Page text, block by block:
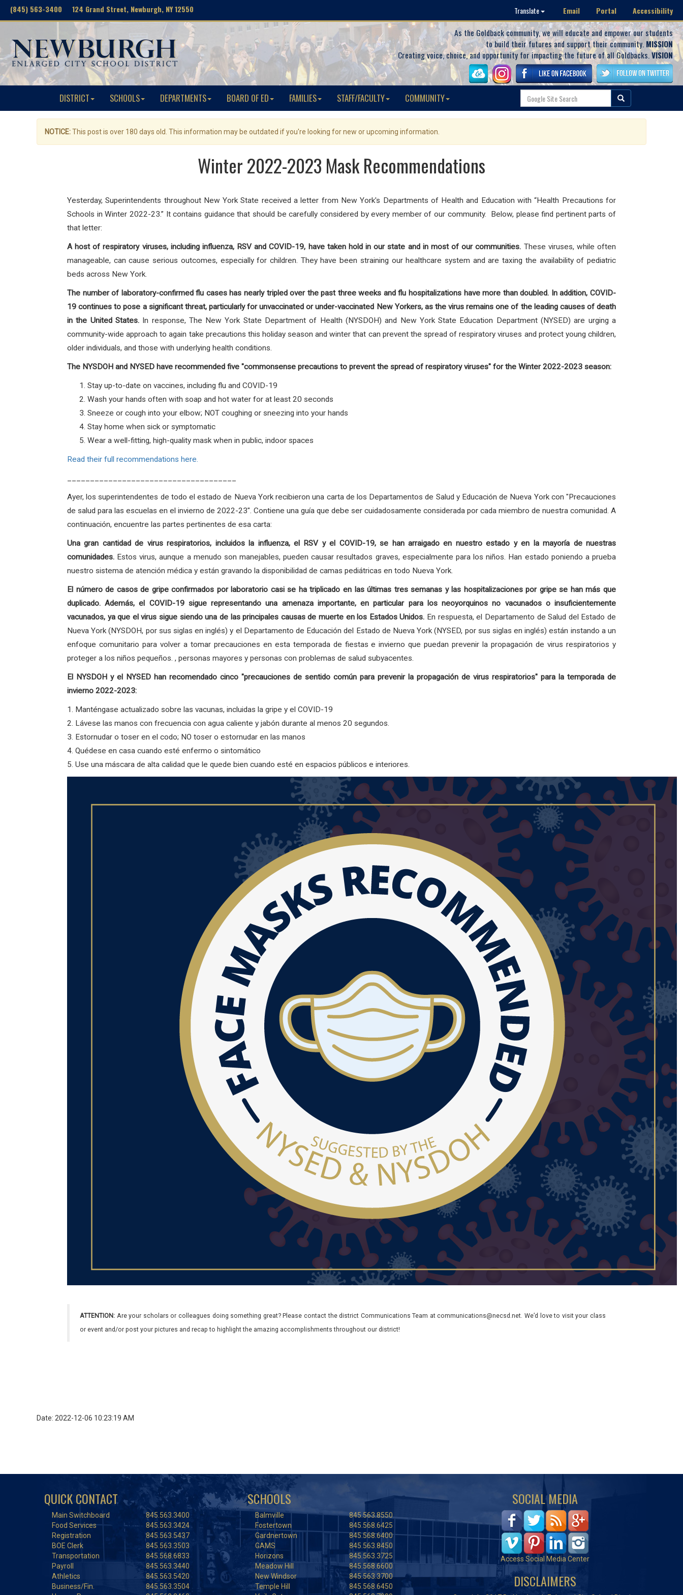
(845) 563-3400 124 Grand Street, Newburgh, NY 12550 Translate Email Portal Accessibility
As the Goldback community, we will educate and empower our students
to build their futures and support their community. MISSION
Creating voice, choice, and opportunity for impacting the future of all Goldbacks.VISION
DISTRICT SCHOOLS DEPARTMENTS BOARD OF ED FAMILIES STAFF/FACULTY COMMUNITY
NOTICE:This post is over 180 days old. This information may be outdated if you're looking for new or upcoming information.
Winter 2022-2023 Mask Recommendations
Yesterday, Superintendents throughout New York State received a letter from New York's Departments of Health and Education with “Health Precautions for
Schools in Winter 2022-23.” It contains guidance that should be carefully considered by every member of our community. Below, please find pertinent parts of
that letter:
A host of respiratory viruses, including influenza, RSV and COVID-19, have taken hold in our state and in most of our communities. These viruses, while often
manageable, can cause serious outcomes, especially for children. They have been straining our healthcare system and are taxing the availability of pediatric
beds across New York.
The number of laboratory-confirmed flu cases has nearly tripled over the past three weeks and flu hospitalizations have more than doubled. In addition, COVID-
19 continues to pose a significant threat, particularly for unvaccinated or under-vaccinated New Yorkers, as the virus remains one of the leading causes of death
in the United States.In response, The New York State Department of Health (NYSDOH) and New York State Education Department (NYSED) are urging a
community-wide approach to again take precautions this holiday season and winter that can prevent the spread of respiratory viruses and protect young children,
older individuals, and those with underlying health conditions.
The NYSDOH and NYSED have recommended five "commonsense precautions to prevent the spread of respiratory viruses" for the Winter 2022-2023 season:
Stay up-to-date on vaccines, including flu and COVID-19
Wash your hands often with soap and hot water for at least 20 seconds
Sneeze or cough into your elbow; NOT coughing or sneezing into your hands
Stay home when sick or symptomatic
Wear a well-fitting, high-quality mask when in public, indoor spaces
Read their full recommendations here.
Ayer, los superintendentes de todo el estado de Nueva York recibieron una carta de los Departamentos de Salud y Educación de Nueva York con "Precauciones
de salud para las escuelas en el invierno de 2022-23". Contiene una guía que debe ser cuidadosamente considerada por cada miembro de nuestra comunidad. A
continuación, encuentre las partes pertinentes de esa carta:
Una gran cantidad de virus respiratorios, incluidos la influenza, el RSV y el COVID-19, se han arraigado en nuestro estado y en la mayoría de nuestras
comunidades. Estos virus, aunque a menudo son manejables, pueden causar resultados graves, especialmente para los niños. Han estado poniendo a prueba
nuestro sistema de atención médica y están gravando la disponibilidad de camas pediátricas en todo Nueva York.
El número de casos de gripe confirmados por laboratorio casi se ha triplicado en las últimas tres semanas y las hospitalizaciones por gripe se han más que
duplicado. Además, el COVID-19 sigue representando una amenaza importante, en particular para los neoyorquinos no vacunados o insuficientemente
vacunados, ya que el virus sigue siendo una de las principales causas de muerte en los Estados Unidos. En respuesta, el Departamento de Salud del Estado de
Nueva York (NYSDOH, por sus siglas en inglés) y el Departamento de Educación del Estado de Nueva York (NYSED, por sus siglas en inglés) están instando a un
enfoque comunitario para volver a tomar precauciones en esta temporada de fiestas e invierno que puedan prevenir la propagación de virus respiratorios y
proteger a los niños pequeños. , personas mayores y personas con problemas de salud subyacentes.
El NYSDOH y el NYSED han recomendado cinco "precauciones de sentido común para prevenir la propagación de virus respiratorios" para la temporada de
invierno 2022-2023:
1. Manténgase actualizado sobre las vacunas, incluidas la gripe y el COVID-19
2. Lávese las manos con frecuencia con agua caliente y jabón durante al menos 20 segundos.
3. Estornudar o toser en el codo; NO toser o estornudar en las manos
4. Quédese en casa cuando esté enfermo o sintomático
5. Use una máscara de alta calidad que le quede bien cuando esté en espacios públicos e interiores.
ATTENTION: Are your scholars or colleagues doing something great? Please contact the district Communications Team at communications@necsd.net. We’d love to visit your class
or event and/or post your pictures and recap to highlight the amazing accomplishments throughout our district!
Date: 2022-12-06 10:23:19 AM
QUICK CONTACT
Main Switchboard
845.563.3400
Food Services
845.563.3424
Registration
845.563.5437
BOE Clerk
845.563.3503
Transportation
845.568.6833
Payroll
845.563.3440
Athletics
845.563.5420
Business/Fin.
845.563.3504
SCHOOLS
Balmville
845.563.8550
Fostertown
845.568.6425
Gardnertown
845.568.6400
GAMS
845.563.8450
Horizons
845.563.3725
Meadow Hill
845.568.6600
New Windsor
845.563.3700
Temple Hill
845.568.6450
SOCIAL MEDIA
Access Social Media Center
DISCLAIMERS